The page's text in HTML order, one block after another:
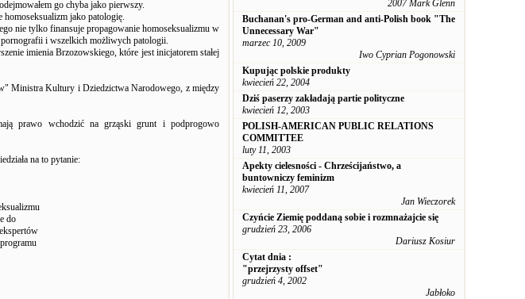
go chyba jako pierwszy.
jako patologię.
nie tylko finansuje propagowanie homoseksualizmu w
i wszelkich możliwych patologii.
imienia Brzozowskiego, które jest inicjatorem stałej
Ministra Kultury i Dziedzictwa Narodowego, z między
prawo wchodzić na grząski grunt i podprogowo
na to pytanie:
do
2007 Mark Glenn
Buchanan's pro-German and anti-Polish book "The
Unnecessary War"
marzec 10, 2009
Iwo Cyprian Pogonowski
Kupując polskie produkty
kwiecień 22, 2004
Dziś paserzy zakładają partie polityczne
kwiecień 12, 2003
POLISH-AMERICAN PUBLIC RELATIONS
COMMITTEE
luty 11, 2003
Apekty cielesności - Chrześcijaństwo, a
buntowniczy feminizm
kwiecień 11, 2007
Jan Wieczorek
Czyńcie Ziemię poddaną sobie i rozmnażajcie się
grudzień 23, 2006
Dariusz Kosiur
Cytat dnia :
"przejrzysty offset"
grudzień 4, 2002
Jabłoko